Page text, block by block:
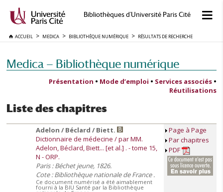
Bibliothèques d'Université Paris Cité
ACCUEIL MEDICA BIBLIOTHÈQUE NUMÉRIQUE RÉSULTATS DE RECHERCHE
Medica — Bibliothèque numérique
Présentation • Mode d’emploi • Services associés •
Réutilisations
Liste des chapitres
Adelon / Béclard / Biett.
Dictionnaire de médecine / par MM.
Adelon, Béclard, Biett... [et al.] . - tome 15,
N - ORP.
Paris : Béchet jeune, 1826.
Cote : Bibliothèque nationale de France .
Ce document numérisé a été aimablement
fourni à la BIU Santé par la Bibliothèque
Page à Page
Par chapitres
PDF